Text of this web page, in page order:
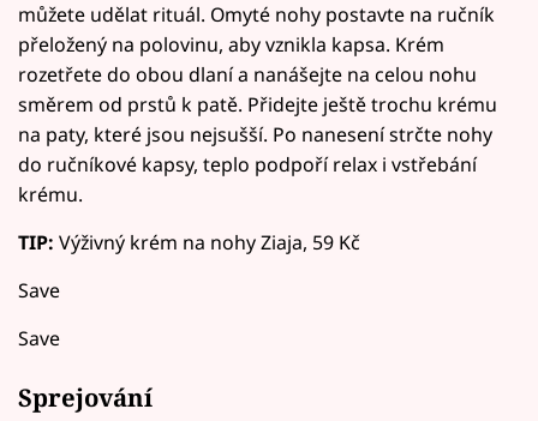
můžete udělat rituál. Omyté nohy postavte na ručník
přeložený na polovinu, aby vznikla kapsa. Krém
rozetřete do obou dlaní a nanášejte na celou nohu
směrem od prstů k patě. Přidejte ještě trochu krému
na paty, které jsou nejsušší. Po nanesení strčte nohy
do ručníkové kapsy, teplo podpoří relax i vstřebání
krému.
TIP: Výživný krém na nohy Ziaja, 59 Kč
Save
Save
Sprejování